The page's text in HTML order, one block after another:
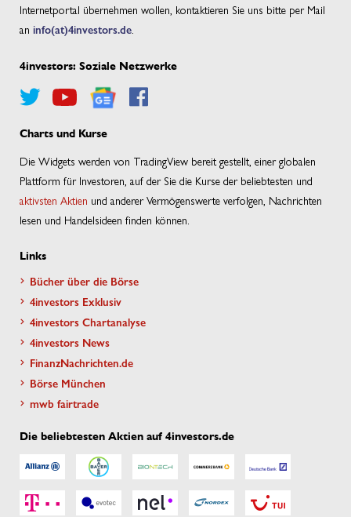
Internetportal übernehmen wollen, kontaktieren Sie uns bitte per Mail
an info(at)4investors.de
4investors: Soziale Netzwerke
Charts und Kurse
Die Widgets werden von TradingView bereit gestellt, einer globalen
Plattform für Investoren, auf der Sie die Kurse der beliebtesten und
aktivsten Aktien und anderer Vermögenswerte verfolgen, Nachrichten
lesen und Handelsideen finden können.
Links
Bücher über die Börse
4investors Exklusiv
4investors Chartanalyse
4investors News
FinanzNachrichten.de
Börse München
mwb fairtrade
Die beliebtesten Aktien auf 4investors.de